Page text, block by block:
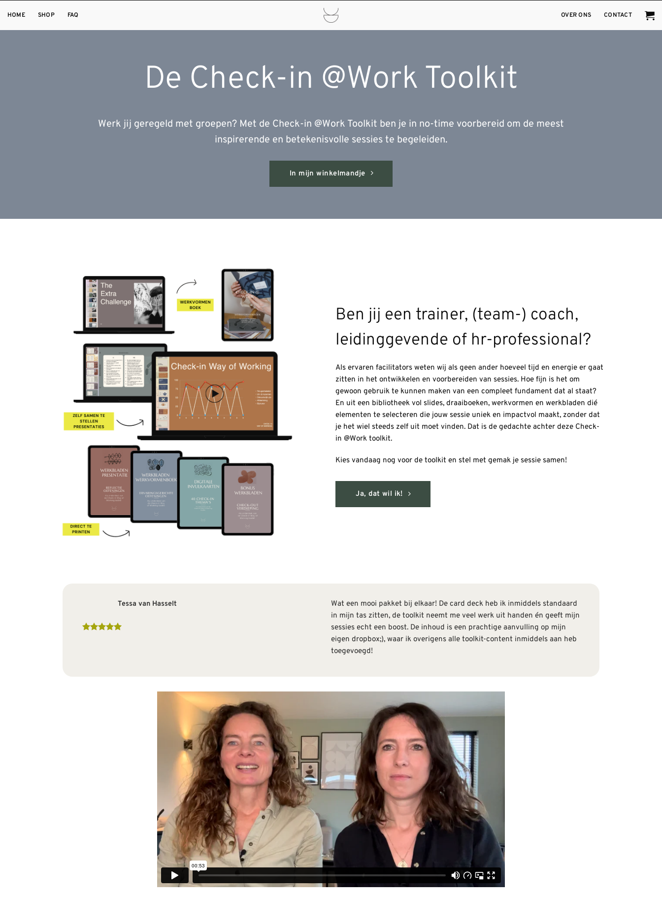
naar
inhoud
HOME SHOP FAQ OVER ONS CONTACT
De Check-in @Work Toolkit
Werk jij geregeld met groepen? Met de Check-in @Work Toolkit ben je in no-time voorbereid om de meest
inspirerende en betekenisvolle sessies te begeleiden.
In mijn winkelmandje
Ben jij een trainer, (team-) coach,
leidinggevende of hr-professional?
Als ervaren facilitators weten wij als geen ander hoeveel tijd en energie er gaat
zitten in het ontwikkelen en voorbereiden van sessies. Hoe fijn is het om
gewoon gebruik te kunnen maken van een compleet fundament dat al staat?
En uit een bibliotheek vol slides, draaiboeken, werkvormen en werkbladen dié
elementen te selecteren die jouw sessie uniek en impactvol maakt, zonder dat
je het wiel steeds zelf uit moet vinden. Dat is de gedachte achter deze Check-
in @Work toolkit.
Kies vandaag nog voor de toolkit en stel met gemak je sessie samen!
Ja, dat wil ik!
Tessa van Hasselt
Wat een mooi pakket bij elkaar! De card deck heb ik inmiddels standaard
in mijn tas zitten, de toolkit neemt me veel werk uit handen én geeft mijn
sessies echt een boost. De inhoud is een prachtige aanvulling op mijn
eigen dropbox;), waar ik overigens alle toolkit-content inmiddels aan heb
toegevoegd!